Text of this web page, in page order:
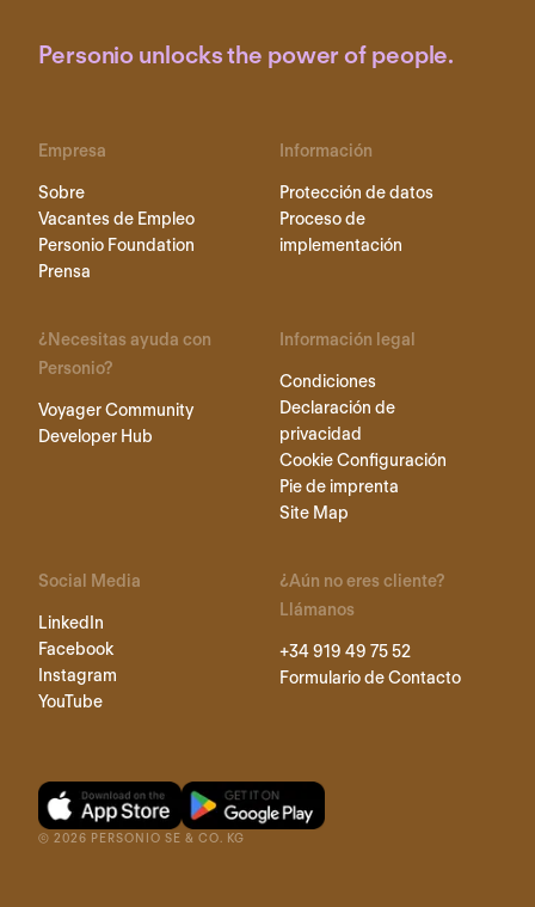
Personio unlocks the power of people.
Empresa
Sobre
Vacantes de Empleo
Personio Foundation
Prensa
Información
Protección de datos
Proceso de
implementación
¿Necesitas ayuda con
Personio?
Voyager Community
Developer Hub
Información legal
Condiciones
Declaración de
privacidad
Cookie Configuración
Pie de imprenta
Site Map
Social Media
LinkedIn
Facebook
Instagram
YouTube
¿Aún no eres cliente?
Llámanos
+34 919 49 75 52
Formulario de Contacto
© 2026 PERSONIO SE & CO. KG